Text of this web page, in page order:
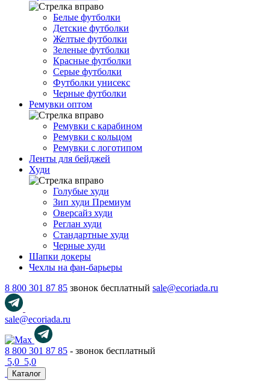
Белые футболки
Детские футболки
Желтые футболки
Зеленые футболки
Красные футболки
Серые футболки
Футболки унисекс
Черные футболки
Ремувки оптом
Ремувки с карабином
Ремувки с кольцом
Ремувки с логотипом
Ленты для бейджей
Худи
Голубые худи
Зип худи Премиум
Оверсайз худи
Реглан худи
Стандартные худи
Черные худи
Шапки докеры
Чехлы на фан-барьеры
8 800 301 87 85 звонок бесплатный sale@ecoriada.ru
sale@ecoriada.ru
8 800 301 87 85 - звонок бесплатный
5,0 5,0
Каталог